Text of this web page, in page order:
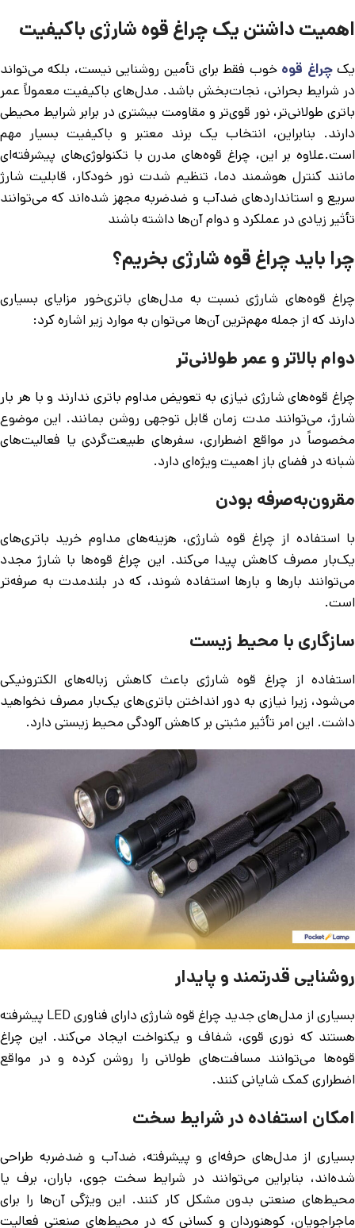
اهمیت داشتن یک چراغ قوه شارژی باکیفیت
یکچراغ قوه خوب فقط برای تأمین روشنایی نیست، بلکه می‌تواند
در شرایط بحرانی، نجات‌بخش باشد. مدل‌های باکیفیت معمولاً عمر
باتری طولانی‌تر، نور قوی‌تر و مقاومت بیشتری در برابر شرایط محیطی
دارند. بنابراین، انتخاب یک برند معتبر و باکیفیت بسیار مهم
است.علاوه بر این، چراغ قوه‌های مدرن با تکنولوژی‌های پیشرفته‌ای
مانند کنترل هوشمند دما، تنظیم شدت نور خودکار، قابلیت شارژ
سریع و استانداردهای ضدآب و ضدضربه مجهز شده‌اند که می‌توانند
تأثیر زیادی در عملکرد و دوام آن‌ها داشته باشند
چرا باید چراغ قوه شارژی بخریم؟
چراغ قوه‌های شارژی نسبت به مدل‌های باتری‌خور مزایای بسیاری
دارند که از جمله مهم‌ترین آن‌ها می‌توان به موارد زیر اشاره کرد:
دوام بالاتر و عمر طولانی‌تر
چراغ قوه‌های شارژی نیازی به تعویض مداوم باتری ندارند و با هر بار
شارژ، می‌توانند مدت زمان قابل توجهی روشن بمانند. این موضوع
مخصوصاً در مواقع اضطراری، سفرهای طبیعت‌گردی یا فعالیت‌های
شبانه در فضای باز اهمیت ویژه‌ای دارد.
مقرون‌به‌صرفه بودن
با استفاده از چراغ قوه شارژی، هزینه‌های مداوم خرید باتری‌های
یک‌بار مصرف کاهش پیدا می‌کند. این چراغ قوه‌ها با شارژ مجدد
می‌توانند بارها و بارها استفاده شوند، که در بلندمدت به صرفه‌تر
است.
سازگاری با محیط زیست
استفاده از چراغ قوه شارژی باعث کاهش زباله‌های الکترونیکی
می‌شود، زیرا نیازی به دور انداختن باتری‌های یک‌بار مصرف نخواهید
داشت. این امر تأثیر مثبتی بر کاهش آلودگی محیط زیستی دارد.
روشنایی قدرتمند و پایدار
بسیاری از مدل‌های جدید چراغ قوه شارژی دارای فناوری LED پیشرفته
هستند که نوری قوی، شفاف و یکنواخت ایجاد می‌کند. این چراغ
قوه‌ها می‌توانند مسافت‌های طولانی را روشن کرده و در مواقع
اضطراری کمک شایانی کنند.
امکان استفاده در شرایط سخت
بسیاری از مدل‌های حرفه‌ای و پیشرفته، ضدآب و ضدضربه طراحی
شده‌اند، بنابراین می‌توانند در شرایط سخت جوی، باران، برف یا
محیط‌های صنعتی بدون مشکل کار کنند. این ویژگی آن‌ها را برای
ماجراجویان، کوهنوردان و کسانی که در محیط‌های صنعتی فعالیت